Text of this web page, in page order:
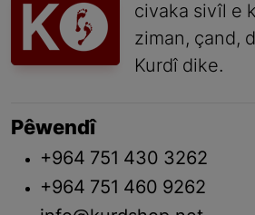
civaka sivîl e
ziman, çand,
Kurdî dike.
Pêwendî
+964 751 430 3262
+964 751 460 9262